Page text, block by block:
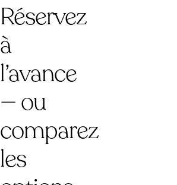
Réservez
à
l’avance
— ou
comparez
les